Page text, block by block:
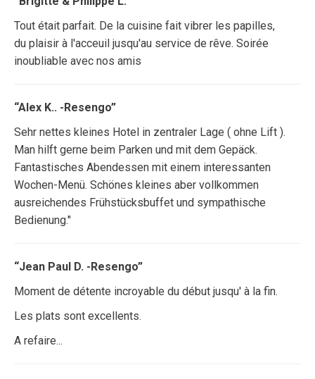
Tout était parfait. De la cuisine fait vibrer les papilles,
du plaisir à l'acceuil jusqu'au service de rêve. Soirée
inoubliable avec nos amis
“Alex K.. -Resengo”
Sehr nettes kleines Hotel in zentraler Lage ( ohne Lift ).
Man hilft gerne beim Parken und mit dem Gepäck.
Fantastisches Abendessen mit einem interessanten
Wochen-Menü. Schönes kleines aber vollkommen
ausreichendes Frühstücksbuffet und sympathische
Bedienung."
“Jean Paul D. -Resengo”
Moment de détente incroyable du début jusqu' à la fin.
Les plats sont excellents.
A refaire...